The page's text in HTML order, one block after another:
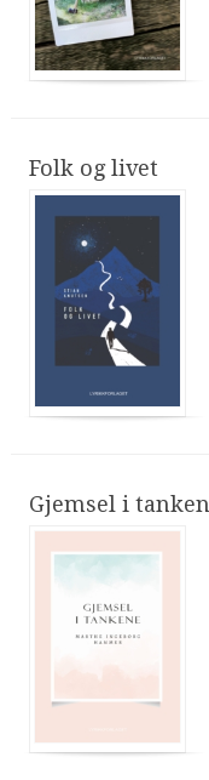
Folk og livet
Gjemsel i